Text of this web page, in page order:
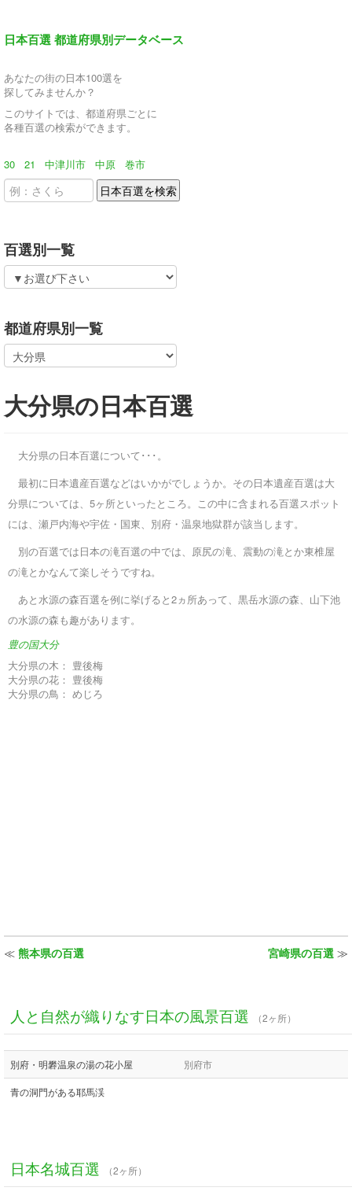
日本百選 都道府県別データベース
あなたの街の日本100選を
探してみませんか？
このサイトでは、都道府県ごとに
各種百選の検索ができます。
30 21 中津川市 中原 巻市
百選別一覧
都道府県別一覧
大分県の日本百選
大分県の日本百選について･･･。
最初に日本遺産百選などはいかがでしょうか。その日本遺産百選は大
分県については、5ヶ所といったところ。この中に含まれる百選スポット
には、瀬戸内海や宇佐・国東、別府・温泉地獄群が該当します。
別の百選では日本の滝百選の中では、原尻の滝、震動の滝とか東椎屋
の滝とかなんて楽しそうですね。
あと水源の森百選を例に挙げると2ヵ所あって、黒岳水源の森、山下池
の水源の森も趣があります。
豊の国大分
大分県の木： 豊後梅
大分県の花： 豊後梅
大分県の鳥： めじろ
≪ 熊本県の百選 宮崎県の百選 ≫
人と自然が織りなす日本の風景百選 （2ヶ所）
別府・明礬温泉の湯の花小屋 別府市
青の洞門がある耶馬渓
日本名城百選 （2ヶ所）